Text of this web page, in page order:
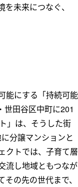
未来につなぐ、
能にする「持続可能
世田谷区中町に201
」は、そうした街
分譲マンションと
クトでは、子育て層
流し地域ともつなが
の先の世代まで、